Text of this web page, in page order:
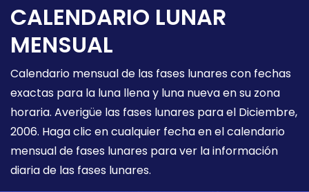
CALENDARIO LUNAR
MENSUAL
Calendario mensual de las fases lunares con fechas
exactas para la luna llena y luna nueva en su zona
horaria. Averigüe las fases lunares para el Diciembre,
2006. Haga clic en cualquier fecha en el calendario
mensual de fases lunares para ver la información
diaria de las fases lunares.